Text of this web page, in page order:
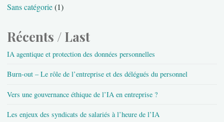
Sans catégorie(1)
Récents / Last
IA agentique et protection des données personnelles
Burn-out – Le rôle de l’entreprise et des délégués du personnel
Vers une gouvernance éthique de l’IA en entreprise ?
Les enjeux des syndicats de salariés à l’heure de l’IA